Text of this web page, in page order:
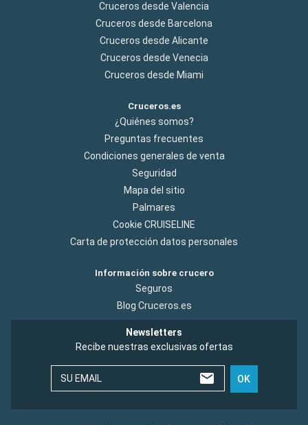
Cruceros desde Valencia
Cruceros desde Barcelona
Cruceros desde Alicante
Cruceros desde Venecia
Cruceros desde Miami
Cruceros.es
¿Quiénes somos?
Preguntas frecuentes
Condiciones generales de venta
Seguridad
Mapa del sitio
Palmares
Cookie CRUISELINE
Carta de protección datos personales
Información sobre crucero
Seguros
Blog Cruceros.es
Newsletters
Recibe nuestras exclusivas ofertas
SU EMAIL OK